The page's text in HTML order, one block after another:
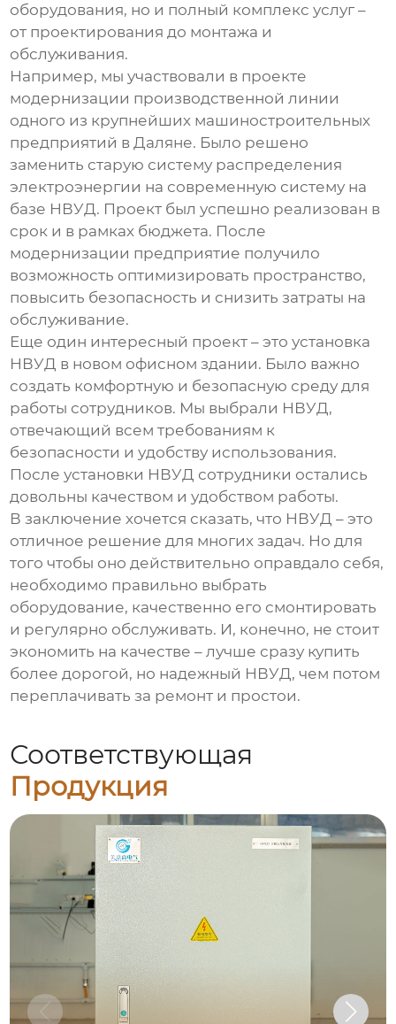
оборудования, но и полный комплекс услуг –
от проектирования до монтажа и
обслуживания.
Например, мы участвовали в проекте
модернизации производственной линии
одного из крупнейших машиностроительных
предприятий в Даляне. Было решено
заменить старую систему распределения
электроэнергии на современную систему на
базе НВУД. Проект был успешно реализован в
срок и в рамках бюджета. После
модернизации предприятие получило
возможность оптимизировать пространство,
повысить безопасность и снизить затраты на
обслуживание.
Еще один интересный проект – это установка
НВУД в новом офисном здании. Было важно
создать комфортную и безопасную среду для
работы сотрудников. Мы выбрали НВУД,
отвечающий всем требованиям к
безопасности и удобству использования.
После установки НВУД сотрудники остались
довольны качеством и удобством работы.
В заключение хочется сказать, что НВУД – это
отличное решение для многих задач. Но для
того чтобы оно действительно оправдало себя,
необходимо правильно выбрать
оборудование, качественно его смонтировать
и регулярно обслуживать. И, конечно, не стоит
экономить на качестве – лучше сразу купить
более дорогой, но надежный НВУД, чем потом
переплачивать за ремонт и простои.
Соответствующая
Продукция